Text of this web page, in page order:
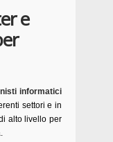
e
informatici
settori e in
alto livello per